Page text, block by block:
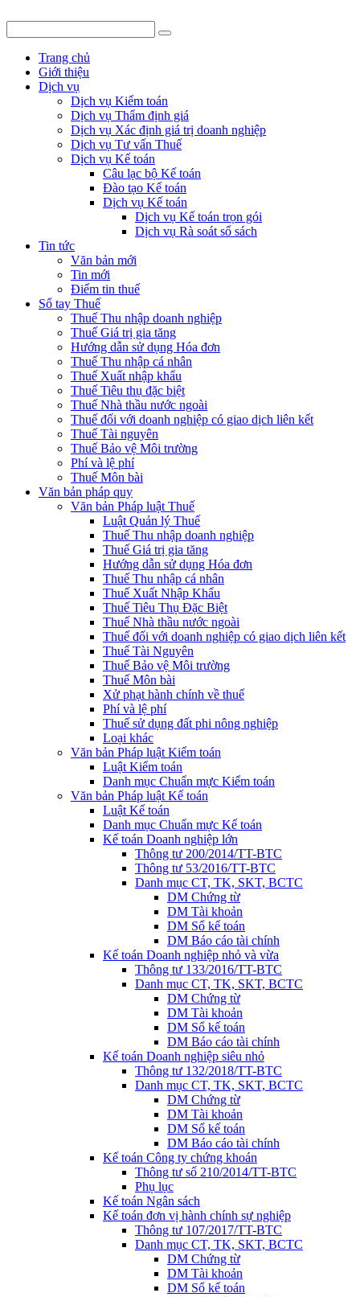
Trang chủ
Giới thiệu
Dịch vụ
Dịch vụ Kiểm toán
Dịch vụ Thẩm định giá
Dịch vụ Xác định giá trị doanh nghiệp
Dịch vụ Tư vấn Thuế
Dịch vụ Kế toán
Câu lạc bộ Kế toán
Đào tạo Kế toán
Dịch vụ Kế toán
Dịch vụ Kế toán trọn gói
Dịch vụ Rà soát sổ sách
Tin tức
Văn bản mới
Tin mới
Điểm tin thuế
Sổ tay Thuế
Thuế Thu nhập doanh nghiệp
Thuế Giá trị gia tăng
Hướng dẫn sử dụng Hóa đơn
Thuế Thu nhập cá nhân
Thuế Xuất nhập khẩu
Thuế Tiêu thụ đặc biệt
Thuế Nhà thầu nước ngoài
Thuế đối với doanh nghiệp có giao dịch liên kết
Thuế Tài nguyên
Thuế Bảo vệ Môi trường
Phí và lệ phí
Thuế Môn bài
Văn bản pháp quy
Văn bản Pháp luật Thuế
Luật Quản lý Thuế
Thuế Thu nhập doanh nghiệp
Thuế Giá trị gia tăng
Hướng dẫn sử dụng Hóa đơn
Thuế Thu nhập cá nhân
Thuế Xuất Nhập Khẩu
Thuế Tiêu Thụ Đặc Biệt
Thuế Nhà thầu nước ngoài
Thuế đối với doanh nghiệp có giao dịch liên kết
Thuế Tài Nguyên
Thuế Bảo vệ Môi trường
Thuế Môn bài
Xử phạt hành chính về thuế
Phí và lệ phí
Thuế sử dụng đất phi nông nghiệp
Loại khác
Văn bản Pháp luật Kiểm toán
Luật Kiểm toán
Danh mục Chuẩn mực Kiểm toán
Văn bản Pháp luật Kế toán
Luật Kế toán
Danh mục Chuẩn mực Kế toán
Kế toán Doanh nghiệp lớn
Thông tư 200/2014/TT-BTC
Thông tư 53/2016/TT-BTC
Danh mục CT, TK, SKT, BCTC
DM Chứng từ
DM Tài khoản
DM Sổ kế toán
DM Báo cáo tài chính
Kế toán Doanh nghiệp nhỏ và vừa
Thông tư 133/2016/TT-BTC
Danh mục CT, TK, SKT, BCTC
DM Chứng từ
DM Tài khoản
DM Sổ kế toán
DM Báo cáo tài chính
Kế toán Doanh nghiệp siêu nhỏ
Thông tư 132/2018/TT-BTC
Danh mục CT, TK, SKT, BCTC
DM Chứng từ
DM Tài khoản
DM Sổ kế toán
DM Báo cáo tài chính
Kế toán Công ty chứng khoán
Thông tư số 210/2014/TT-BTC
Phụ lục
Kế toán Ngân sách
Kế toán đơn vị hành chính sự nghiệp
Thông tư 107/2017/TT-BTC
Danh mục CT, TK, SKT, BCTC
DM Chứng từ
DM Tài khoản
DM Sổ kế toán